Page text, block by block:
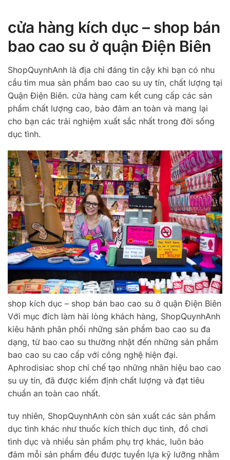
cửa hàng kích dục – shop bán
bao cao su ở quận Điện Biên
ShopQuynhAnh là địa chỉ đáng tin cậy khi bạn có nhu
cầu tìm mua sản phẩm bao cao su uy tín, chất lượng tại
Quận Điện Biên. cửa hàng cam kết cung cấp các sản
phẩm chất lượng cao, bảo đảm an toàn và mang lại
cho bạn các trải nghiệm xuất sắc nhất trong đời sống
dục tình.
shop kích dục – shop bán bao cao su ở quận Điện Biên
Với mục đích làm hài lòng khách hàng, ShopQuynhAnh
kiêu hãnh phân phối những sản phẩm bao cao su đa
dạng, từ bao cao su thường nhật đến những sản phẩm
bao cao su cao cấp với công nghệ hiện đại.
Aphrodisiac shop chỉ chế tạo những nhãn hiệu bao cao
su uy tín, đã được kiểm định chất lượng và đạt tiêu
chuẩn an toàn cao nhất.
tuy nhiên, ShopQuynhAnh còn sản xuất các sản phẩm
dục tình khác như thuốc kích thích dục tình, đồ chơi
tình dục và nhiều sản phẩm phụ trợ khác, luôn bảo
đảm mỗi sản phẩm đều được tuyển lựa kỹ lưỡng nhằm